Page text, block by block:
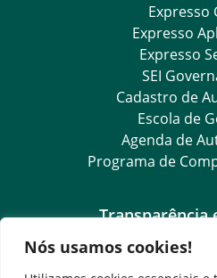
Nós usamos cookies!
Expresso
Expresso
Expresso
SEI
Cadastro de
Escola de
Agenda de
Programa de
Transparência
LGPD